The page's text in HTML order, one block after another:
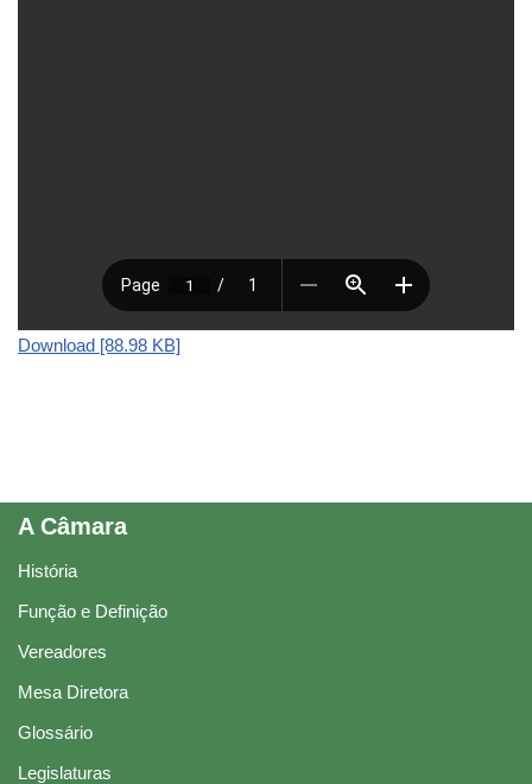
Download [88.98 KB]
A Câmara
História
Função e Definição
Vereadores
Mesa Diretora
Glossário
Legislaturas